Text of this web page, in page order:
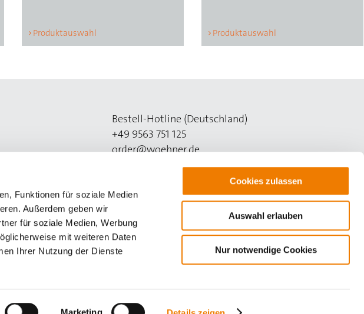
Funktionen für soziale Medien
Außerdem geben wir
für soziale Medien, Werbung
mit weiteren Daten
Ihrer Nutzung der Dienste
Marketing
Cookies zulassen
Auswahl erlauben
Nur notwendige Cookies
Produktauswahl Produktauswahl
Bestell-Hotline (Deutschland)
+49 9563 751 125
order@woehner.de
Technik-Hotline (Deutschland)
+49 9563 751 508